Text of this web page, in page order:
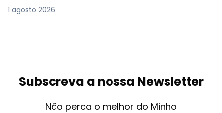
1 agosto 2026
Subscreva a nossa Newsletter
Não perca o melhor do Minho